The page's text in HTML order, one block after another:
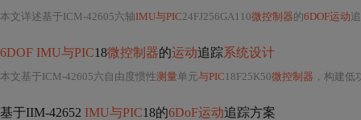
本文详述基于ICM-42605六轴IMU与PIC24FJ256GA110微控制器的6DOF运动
6DOF IMU与PIC18微控制器的运动追踪系统设计
本文基于ICM-42605六自由度惯性测量单元与PIC 18F25K50微控制器 ，构建低
基于IIM-42652 IMU与PIC18的6DoF运动追踪方案